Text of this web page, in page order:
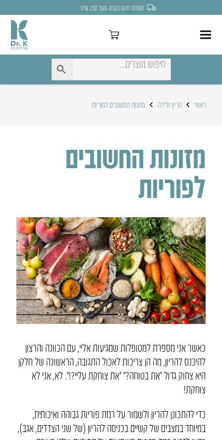
לחצו כאן להנחה של 7% לקניה הראשונה
ראשי הריון ולידה מזונות החשובים לפוריות
מזונות החשובים
לפוריות
כאשר אני מספרת למטופלות שמגיעות אליי, עם הכוונה והרצון
להיכנס להריון, מה הן צריכות לאכול התגובה, הראשונה של חלקן
היא צחוק גדול “את בטוחה?” “את צוחקת עליי?!”. לא, אני לא
צוחקת!
כדי להתכונן להריון ולשמור על רמת פוריות גבוהה ואיכותית,
במיוחד במצבים של קשיים בכניסה להריון (של שני הצדדים, אגב),